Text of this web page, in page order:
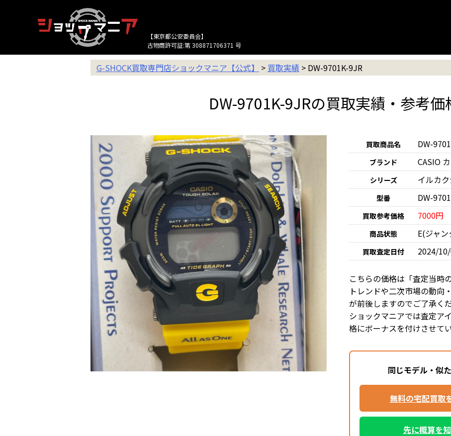
【東京都公安委員会】
古物商許可証:第 308871706371 号
G-SHOCK買取専門店ショックマニア【公式】 > 買取実績 > DW-9701K-9JR
DW-9701K-9JRの買取実績・参考価
買取商品名 DW-
ブランド CASIO
シリーズ イルカ
型番 DW-
買取参考価格 7000円
商品状態 E(ジャ
買取査定日付 2024/
こちらの価格は「査定当時
トレンドや二次市場の動向
が前後しますのでご了承くだ
ショックマニアでは査定ア
格にボーナスを付けさせて
同じモデル・似
無料の宅配買取
先に概算を